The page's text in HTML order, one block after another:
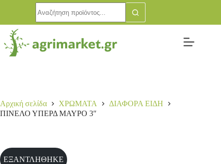
Αρχική σελίδα ΧΡΩΜΑΤΑ
ΔΙΑΦΟΡΑ ΕΙΔΗ
ΠΙΝΕΛΟ ΥΠΕΡΔ ΜΑΥΡΟ 3″
ΕΞΑΝΤΛΗΘΗΚΕ